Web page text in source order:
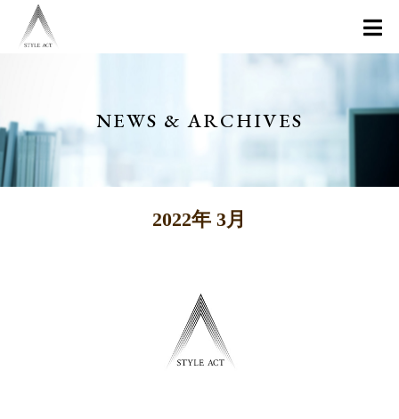
NEWS & ARCHIVES
2022年 3月